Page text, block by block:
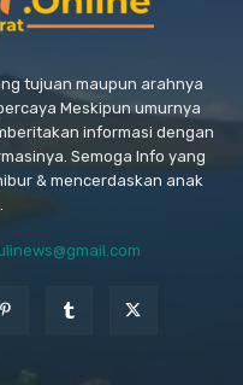
tujuan maupun arahnya
Meskipun umurnya
informasi dengan
Semoga Info yang
& mencerdaskan anak